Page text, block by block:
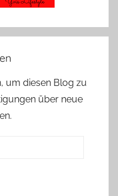
um diesen Blog zu
über neue